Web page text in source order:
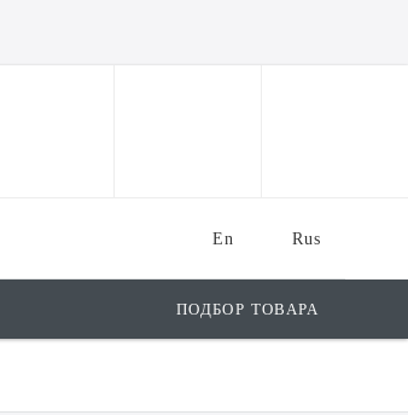
Rus
En
ПОДБОР ТОВАРА